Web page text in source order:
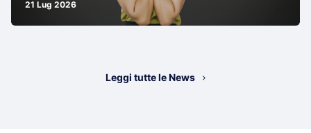
21 Lug 2026
Leggi tutte le News